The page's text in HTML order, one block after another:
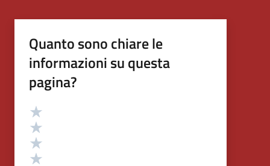
Quanto sono chiare le
informazioni su questa
pagina?
Valutazione